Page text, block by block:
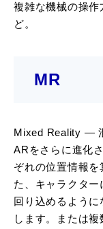
複雑な機械の操作
ど。
MR
Mixed Reality ―
ARをさらに進化
ぞれの位置情報
た、キャラクタ
回り込めるよう
します。または